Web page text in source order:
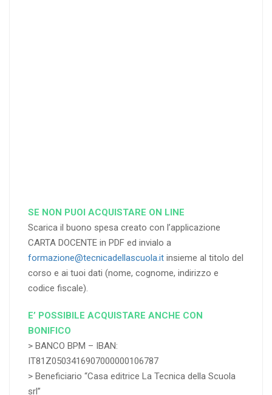
SE NON PUOI ACQUISTARE ON LINE
Scarica il buono spesa creato con l’applicazione
CARTA DOCENTE in PDF ed invialo a
formazione@tecnicadellascuola.it insieme al titolo del
corso e ai tuoi dati (nome, cognome, indirizzo e
codice fiscale).
E’ POSSIBILE ACQUISTARE ANCHE CON
BONIFICO
> BANCO BPM – IBAN:
IT81Z0503416907000000106787
> Beneficiario “Casa editrice La Tecnica della Scuola
srl”